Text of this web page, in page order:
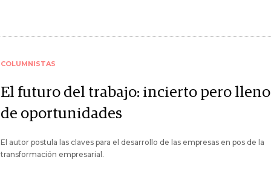
COLUMNISTAS
El futuro del trabajo: incierto pero lleno
de oportunidades
El autor postula las claves para el desarrollo de las empresas en pos de la
transformación empresarial.